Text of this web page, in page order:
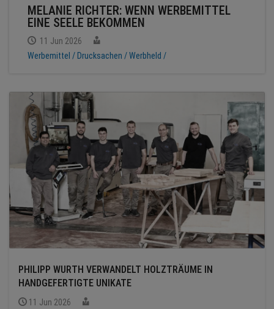
PODCASTS
MEDIEN
MELANIE RICHTER: WENN WERBEMITTEL
EINE SEELE BEKOMMEN
11 Jun 2026
Werbemittel / Drucksachen /Werbheld /
PHILIPP WURTH VERWANDELT HOLZTRÄUME IN
HANDGEFERTIGTE UNIKATE
11 Jun 2026